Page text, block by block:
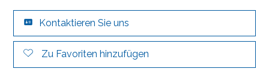
Kontaktieren Sie uns
Zu Favoriten hinzufügen